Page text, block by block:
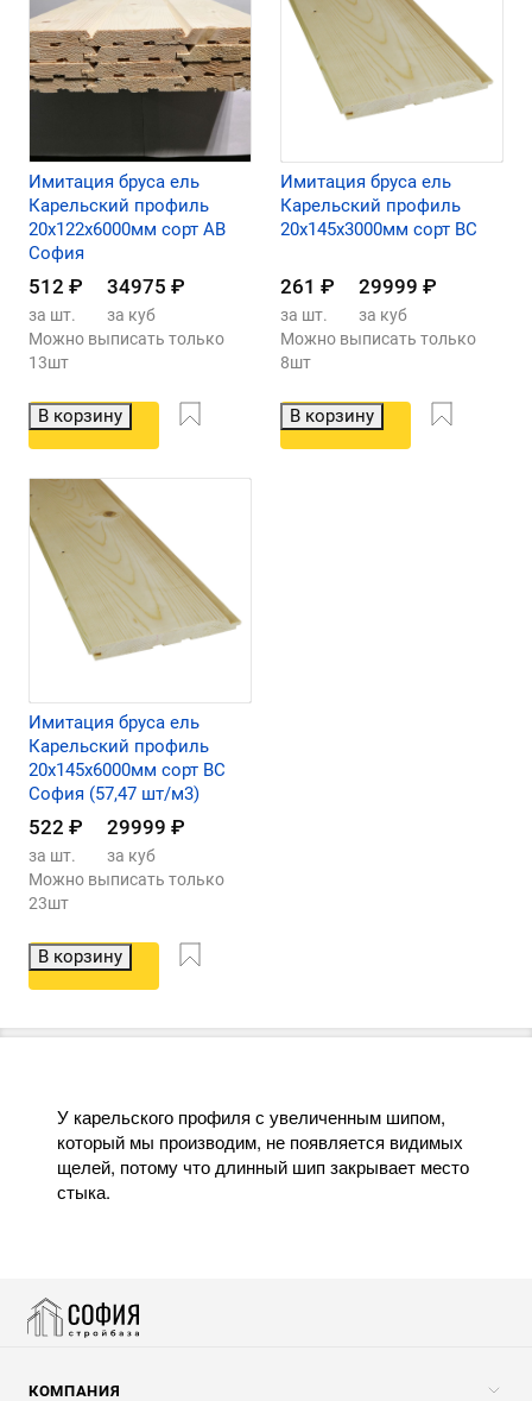
Имитация бруса ель
Карельский профиль
20х122х6000мм сорт АВ
София
512 ₽ 34975 ₽
за шт.
за куб
Можно выписать только
13шт
В корзину
Имитация бруса ель
Карельский профиль
20х145х3000мм сорт ВС
261 ₽ 29999 ₽
за шт.
за куб
Можно выписать только
8шт
В корзину
Имитация бруса ель
Карельский профиль
20х145х6000мм сорт ВС
София (57,47 шт/м3)
522 ₽ 29999 ₽
за шт.
за куб
Можно выписать только
23шт
В корзину
У карельского профиля с увеличенным шипом,
который мы производим, не появляется видимых
щелей, потому что длинный шип закрывает место
стыка.
КОМПАНИЯ